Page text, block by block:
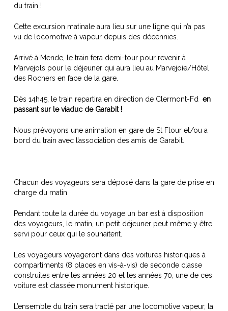
du train !
Cette excursion matinale aura lieu sur une ligne qui n’a pas
vu de locomotive à vapeur depuis des décennies.
Arrivé à Mende, le train fera demi-tour pour revenir à
Marvejols pour le déjeuner qui aura lieu au Marvejoie/Hôtel
des Rochers en face de la gare.
Dès 14h45, le train repartira en direction de Clermont-Fd en
passant sur le viaduc de Garabit !
Nous prévoyons une animation en gare de St Flour et/ou a
bord du train avec l’association des amis de Garabit.
Chacun des voyageurs sera déposé dans la gare de prise en
charge du matin
Pendant toute la durée du voyage un bar est à disposition
des voyageurs, le matin, un petit déjeuner peut même y être
servi pour ceux qui le souhaitent.
Les voyageurs voyageront dans des voitures historiques à
compartiments (8 places en vis-à-vis) de seconde classe
construites entre les années 20 et les années 70, une de ces
voiture est classée monument historique.
L’ensemble du train sera tracté par une locomotive vapeur, la